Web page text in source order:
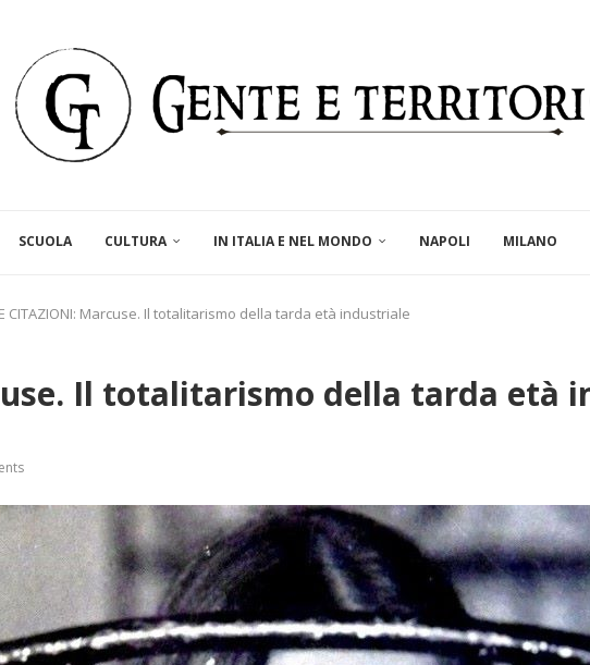
SCUOLA CULTURA IN ITALIA E NEL MONDO NAPOLI MILANO
CITAZIONI: Marcuse. Il totalitarismo della tarda età industriale
Il totalitarismo della tarda età